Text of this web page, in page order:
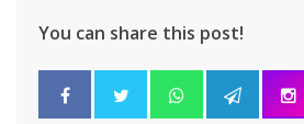
You can share this post!